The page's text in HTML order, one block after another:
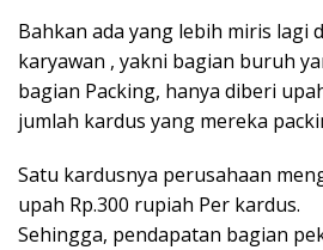
Bahkan ada yang lebih miris lagi
karyawan , yakni bagian buruh
bagian Packing, hanya diberi
jumlah kardus yang mereka
Satu kardusnya perusahaan
upah Rp.300 rupiah Per kardus.
Sehingga, pendapatan bagian